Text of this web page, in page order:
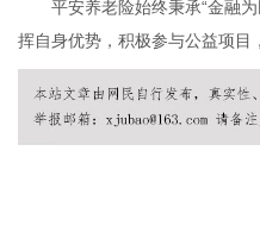
平安养老险始终秉承“金融为
挥自身优势，积极参与公益项目